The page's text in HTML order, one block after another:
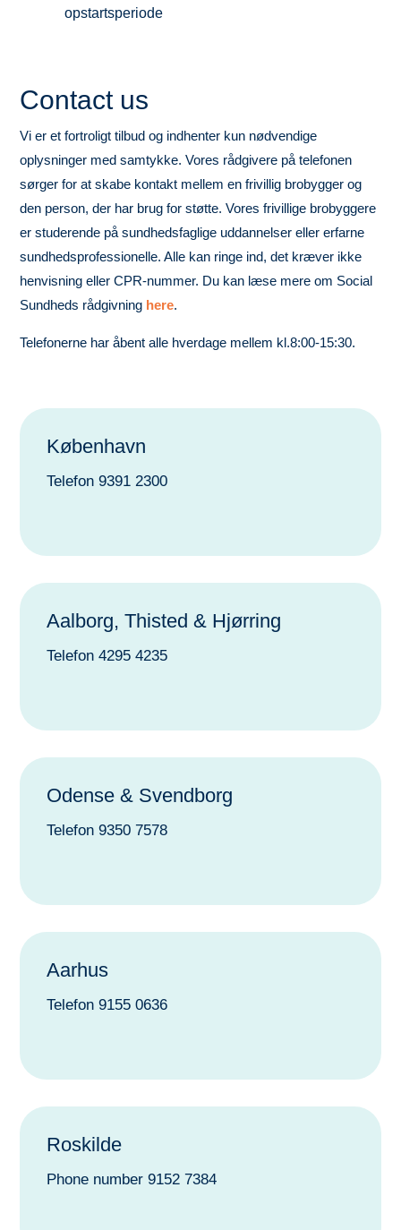
opstartsperiode
Contact us
Vi er et fortroligt tilbud og indhenter kun nødvendige
oplysninger med samtykke. Vores rådgivere på telefonen
sørger for at skabe kontakt mellem en frivillig brobygger og
den person, der har brug for støtte. Vores frivillige brobyggere
er studerende på sundhedsfaglige uddannelser eller erfarne
sundhedsprofessionelle. Alle kan ringe ind, det kræver ikke
henvisning eller CPR-nummer. Du kan læse mere om Social
Sundheds rådgivning here.
Telefonerne har åbent alle hverdage mellem kl.8:00-15:30.
København
Telefon 9391 2300
Aalborg, Thisted & Hjørring
Telefon 4295 4235
Odense & Svendborg
Telefon 9350 7578
Aarhus
Telefon 9155 0636
Roskilde
Phone number9152 7384